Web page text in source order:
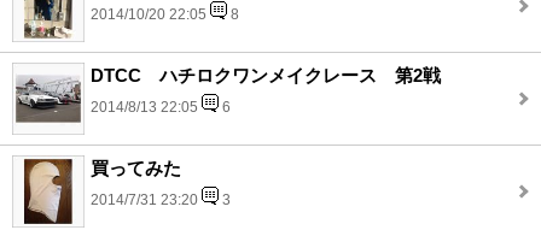
2014/10/20 22:05 8
DTCC ハチロクワンメイクレース 第2戦
2014/8/13 22:05 6
買ってみた
2014/7/31 23:20 3